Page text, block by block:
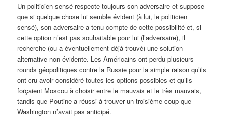
Un politicien sensé respecte toujours son adversaire et suppose
que si quelque chose lui semble évident (à lui, le politicien
sensé), son adversaire a tenu compte de cette possibilité et, si
cette option n’est pas souhaitable pour lui (l’adversaire), il
recherche (ou a éventuellement déjà trouvé) une solution
alternative non évidente. Les Américains ont perdu plusieurs
rounds géopolitiques contre la Russie pour la simple raison qu’ils
ont cru avoir considéré toutes les options possibles et qu’ils
forçaient Moscou à choisir entre le mauvais et le très mauvais,
tandis que Poutine a réussi à trouver un troisième coup que
Washington n’avait pas anticipé.